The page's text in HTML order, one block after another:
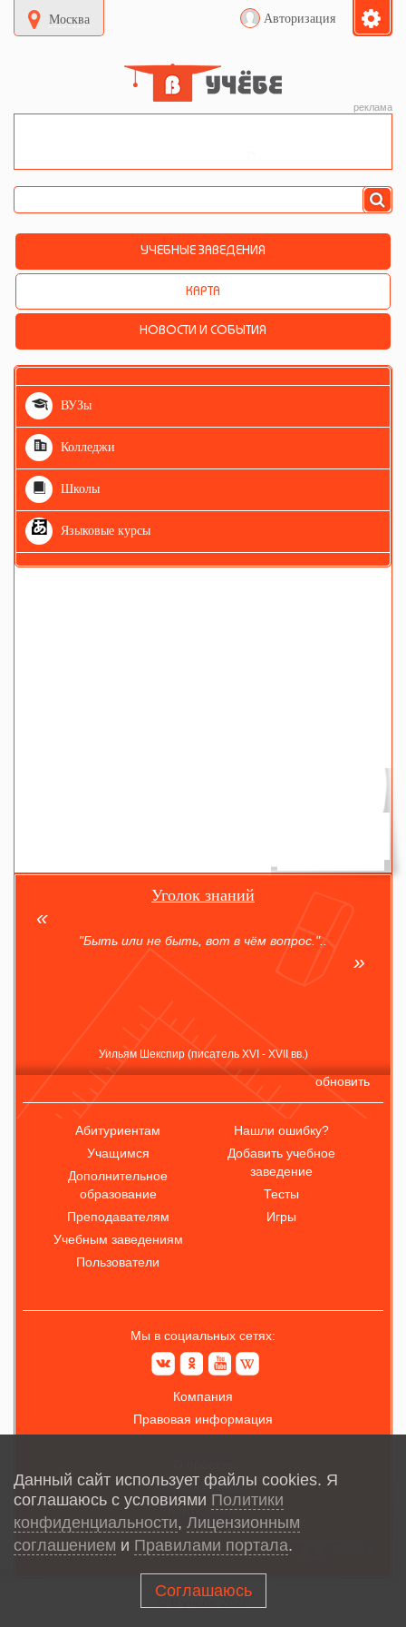
Москва Авторизация
реклама
УЧЕБНЫЕ ЗАВЕДЕНИЯ
КАРТА
НОВОСТИ И СОБЫТИЯ
ВУЗы
Колледжи
Школы
Языковые курсы
Уголок знаний
"Быть или не быть, вот в чём вопрос."..
Уильям Шекспир (писатель XVI - XVII вв.)
обновить
Абитуриентам
Учащимся
Дополнительное
образование
Преподавателям
Учебным заведениям
Пользователи
Нашли ошибку?
Добавить учебное
заведение
Тесты
Игры
Мы в социальных сетях:
Компания
Правовая информация
Обратная связь
Карта сайта
Данный сайт использует файлы cookies. Я
соглашаюсь с условиями Политики
конфиденциальности, Лицензионным
соглашением и Правилами портала.
Соглашаюсь